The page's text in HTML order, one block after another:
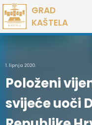
Preskoči
na
sadržaj
GRAD
KAŠTELA
1. lipnja 2020.
Položeni
svijeće uoči